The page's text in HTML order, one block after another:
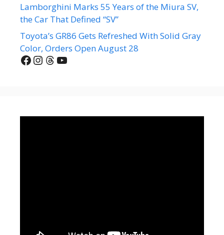
Lamborghini Marks 55 Years of the Miura SV,
the Car That Defined “SV”
Toyota’s GR86 Gets Refreshed With Solid Gray
Color, Orders Open August 28
Facebook
Instagram
Threads
YouTube